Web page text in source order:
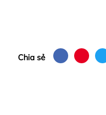
Chia sẻ